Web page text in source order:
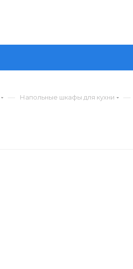
— Напольные шкафы для кухни —